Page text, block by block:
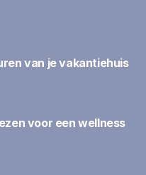
van je vakantiehuis
voor een wellness